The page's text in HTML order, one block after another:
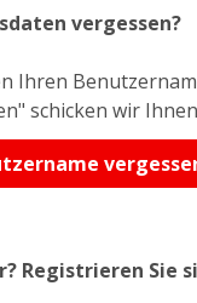
vergessen?
Ihren
schicken wir
Registrieren Sie